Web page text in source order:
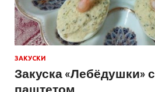
ЗАКУСКИ
Закуска «Лебёдушки»
паштетом